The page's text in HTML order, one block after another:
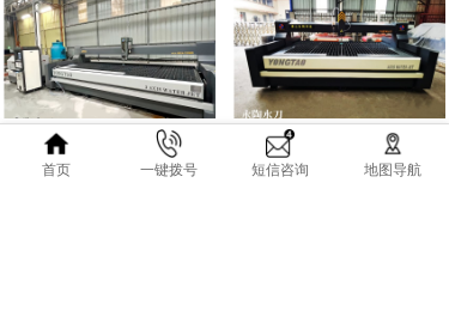
首页 一键拨号 短信咨询 地图导航